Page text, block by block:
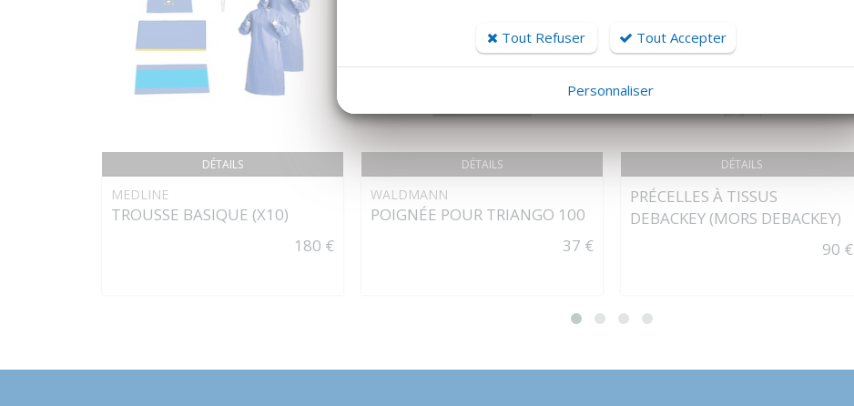
DÉTAILS
MEDLINE
TROUSSE BASIQUE (X10)
180 €
DÉTAILS
WALDMANN
POIGNÉE POUR TRIANGO 100
37 €
DÉTAILS
PRÉCELLES À TISSUS
DEBACKEY (MORS DEBACKEY)
90 €
Tout Refuser Tout Accepter
Personnaliser